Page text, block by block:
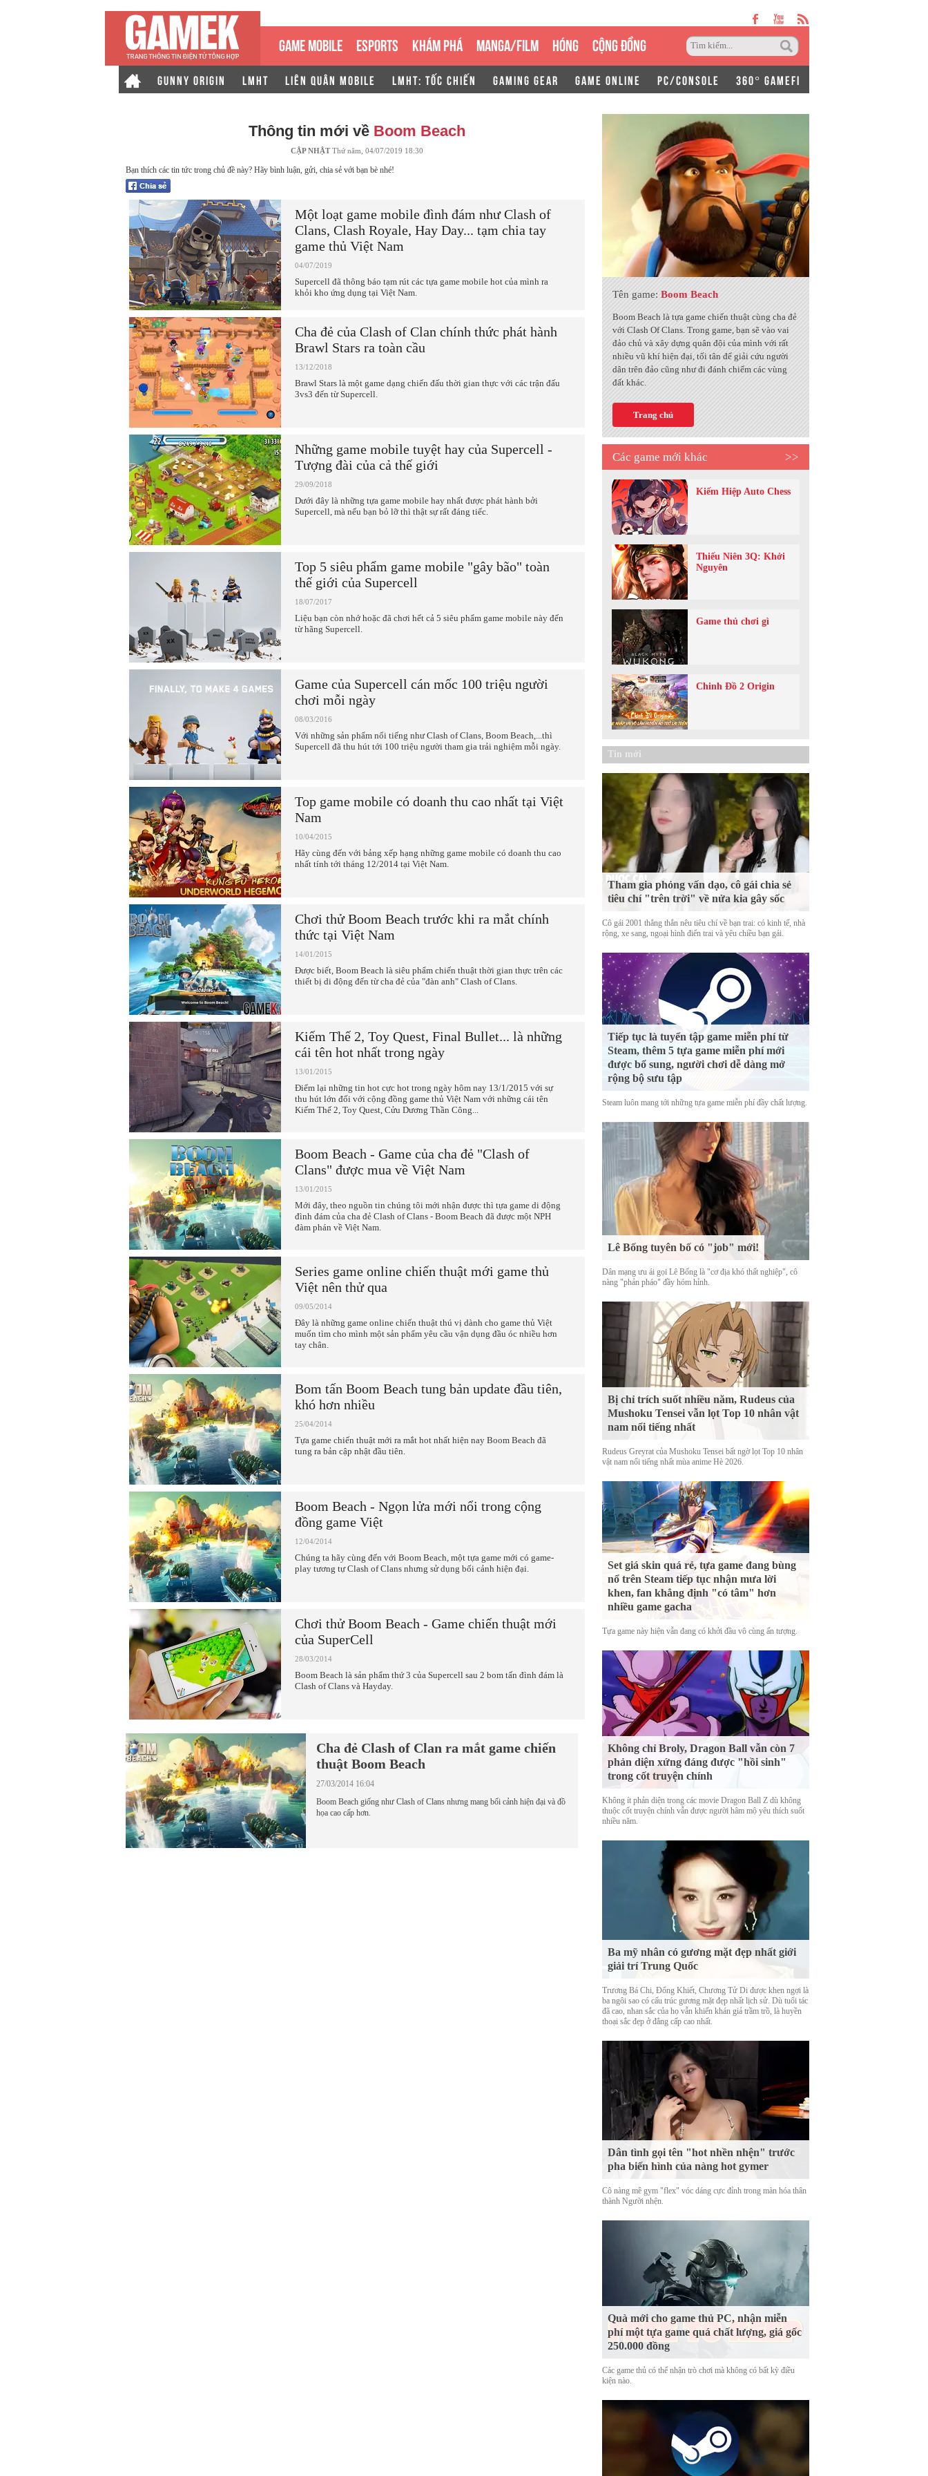
GAME MOBILE ESPORTS KHÁM PHÁ MANGA/FILM HÓNG CỘNG ĐỒNG
GUNNY ORIGIN LMHT LIÊN QUÂN MOBILE LMHT: TỐC CHIẾN GAMING GEAR GAME ONLINE PC/CONSOLE 360° GAMEFI
Thông tin mới về Boom Beach
CẬP NHẬTThứ năm, 04/07/2019 18:30
Bạn thích các tin tức trong chủ đề này? Hãy bình luận, gửi, chia sẻ với bạn bè nhé!
Một loạt game mobile đình đám như Clash of
Clans, Clash Royale, Hay Day... tạm chia tay
game thủ Việt Nam
04/07/2019
Supercell đã thông báo tạm rút các tựa game mobile hot của mình ra
khỏi kho ứng dụng tại Việt Nam.
Cha đẻ của Clash of Clan chính thức phát hành
Brawl Stars ra toàn cầu
13/12/2018
Brawl Stars là một game dạng chiến đấu thời gian thực với các trận đấu
3vs3 đến từ Supercell.
Những game mobile tuyệt hay của Supercell -
Tượng đài của cả thế giới
29/09/2018
Dưới đây là những tựa game mobile hay nhất được phát hành bởi
Supercell, mà nếu bạn bỏ lỡ thì thật sự rất đáng tiếc.
Top 5 siêu phẩm game mobile "gây bão" toàn
thế giới của Supercell
18/07/2017
Liệu bạn còn nhớ hoặc đã chơi hết cả 5 siêu phẩm game mobile này đến
từ hãng Supercell.
Game của Supercell cán mốc 100 triệu người
chơi mỗi ngày
08/03/2016
Với những sản phẩm nổi tiếng như Clash of Clans, Boom Beach,...thì
Supercell đã thu hút tới 100 triệu người tham gia trải nghiệm mỗi ngày.
Top game mobile có doanh thu cao nhất tại Việt
Nam
10/04/2015
Hãy cùng đến với bảng xếp hạng những game mobile có doanh thu cao
nhất tính tới tháng 12/2014 tại Việt Nam.
Chơi thử Boom Beach trước khi ra mắt chính
thức tại Việt Nam
14/01/2015
Được biết, Boom Beach là siêu phẩm chiến thuật thời gian thực trên các
thiết bị di động đến từ cha đẻ của "đàn anh" Clash of Clans.
Kiếm Thế 2, Toy Quest, Final Bullet... là những
cái tên hot nhất trong ngày
13/01/2015
Điểm lại những tin hot cực hot trong ngày hôm nay 13/1/2015 với sự
thu hút lớn đối với cộng đồng game thủ Việt Nam với những cái tên
Kiếm Thế 2, Toy Quest, Cửu Dương Thần Công...
Boom Beach - Game của cha đẻ "Clash of
Clans" được mua về Việt Nam
13/01/2015
Mới đây, theo nguồn tin chúng tôi mới nhận được thì tựa game di động
đình đám của cha đẻ Clash of Clans - Boom Beach đã được một NPH
đàm phán về Việt Nam.
Series game online chiến thuật mới game thủ
Việt nên thử qua
09/05/2014
Đây là những game online chiến thuật thú vị dành cho game thủ Việt
muốn tìm cho mình một sản phẩm yêu cầu vận dụng đầu óc nhiều hơn
tay chân.
Bom tấn Boom Beach tung bản update đầu tiên,
khó hơn nhiều
25/04/2014
Tựa game chiến thuật mới ra mắt hot nhất hiện nay Boom Beach đã
tung ra bản cập nhật đầu tiên.
Boom Beach - Ngọn lửa mới nổi trong cộng
đồng game Việt
12/04/2014
Chúng ta hãy cùng đến với Boom Beach, một tựa game mới có game-
play tương tự Clash of Clans nhưng sử dụng bối cảnh hiện đại.
Chơi thử Boom Beach - Game chiến thuật mới
của SuperCell
28/03/2014
Boom Beach là sản phẩm thứ 3 của Supercell sau 2 bom tấn đình đám là
Clash of Clans và Hayday.
Cha đẻ Clash of Clan ra mắt game chiến
thuật Boom Beach
27/03/2014 16:04
Boom Beach giống như Clash of Clans nhưng mang bối cảnh hiện đại và đồ
họa cao cấp hơn.
Tên game: Boom Beach
Boom Beach là tựa game chiến thuật cùng cha đẻ
với Clash Of Clans. Trong game, bạn sẽ vào vai
đảo chủ và xây dựng quân đội của mình với rất
nhiều vũ khí hiện đại, tối tân để giải cứu người
dân trên đảo cũng như đi đánh chiếm các vùng
đất khác.
Trang chủ
Các game mới khác >>
Kiếm Hiệp Auto Chess
Thiếu Niên 3Q: Khởi
Nguyên
Game thủ chơi gì
Chinh Đồ 2 Origin
Tin mới
Tham gia phỏng vấn dạo, cô gái chia sẻ
tiêu chí "trên trời" về nửa kia gây sốc
Cô gái 2001 thẳng thắn nêu tiêu chí về bạn trai: có kinh tế, nhà
rộng, xe sang, ngoại hình điển trai và yêu chiều bạn gái.
Tiếp tục là tuyển tập game miễn phí từ
Steam, thêm 5 tựa game miễn phí mới
được bổ sung, người chơi dễ dàng mở
rộng bộ sưu tập
Steam luôn mang tới những tựa game miễn phí đầy chất lượng.
Lê Bống tuyên bố có "job" mới!
Dân mạng ưu ái gọi Lê Bống là "cơ địa khó thất nghiệp", cô
nàng "phản pháo" đầy hóm hỉnh.
Bị chỉ trích suốt nhiều năm, Rudeus của
Mushoku Tensei vẫn lọt Top 10 nhân vật
nam nổi tiếng nhất
Rudeus Greyrat của Mushoku Tensei bất ngờ lọt Top 10 nhân
vật nam nổi tiếng nhất mùa anime Hè 2026.
Set giá skin quá rẻ, tựa game đang bùng
nổ trên Steam tiếp tục nhận mưa lời
khen, fan khẳng định "có tâm" hơn
nhiều game gacha
Tựa game này hiện vẫn đang có khởi đầu vô cùng ấn tượng.
Không chỉ Broly, Dragon Ball vẫn còn 7
phản diện xứng đáng được "hồi sinh"
trong cốt truyện chính
Không ít phản diện trong các movie Dragon Ball Z dù không
thuộc cốt truyện chính vẫn được người hâm mộ yêu thích suốt
nhiều năm.
Ba mỹ nhân có gương mặt đẹp nhất giới
giải trí Trung Quốc
Trương Bá Chi, Đổng Khiết, Chương Tử Di được khen ngợi là
ba ngôi sao có cấu trúc gương mặt đẹp nhất lịch sử. Dù tuổi tác
đã cao, nhan sắc của họ vẫn khiến khán giả trầm trồ, là huyền
thoại sắc đẹp ở đẳng cấp cao nhất.
Dân tình gọi tên "hot nhền nhện" trước
pha biến hình của nàng hot gymer
Cô nàng mê gym "flex" vóc dáng cực đỉnh trong màn hóa thân
thành Người nhện.
Quà mới cho game thủ PC, nhận miễn
phí một tựa game quá chất lượng, giá gốc
250.000 đồng
Các game thủ có thể nhận trò chơi mà không có bất kỳ điều
kiện nào.